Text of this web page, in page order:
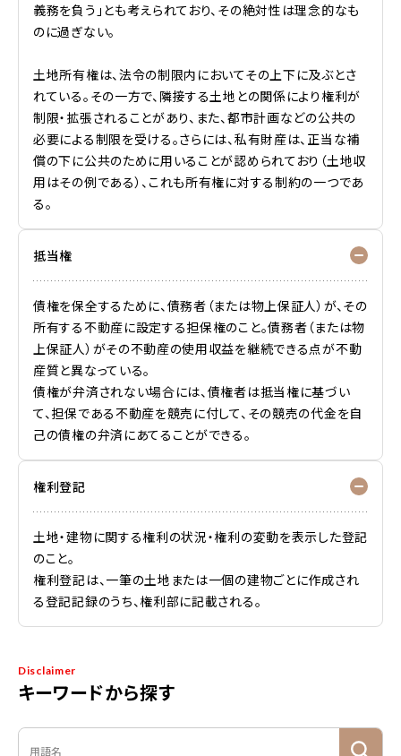
Disclaimer
キーワードから探す
義務を負う」とも考えられており、その絶対性は理念的なも
のに過ぎない。
土地所有権は、法令の制限内においてその上下に及ぶとさ
れている。その一方で、隣接する土地との関係により権利が
制限・拡張されることがあり、また、都市計画などの公共の
必要による制限を受ける。さらには、私有財産は、正当な補
償の下に公共のために用いることが認められており（土地収
用はその例である）、これも所有権に対する制約の一つであ
る。
抵当権
債権を保全するために、債務者（または物上保証人）が、その
所有する不動産に設定する担保権のこと。債務者（または物
上保証人）がその不動産の使用収益を継続できる点が不動
産質と異なっている。
債権が弁済されない場合には、債権者は抵当権に基づい
て、担保である不動産を競売に付して、その競売の代金を自
己の債権の弁済にあてることができる。
権利登記
土地・建物に関する権利の状況・権利の変動を表示した登記
のこと。
権利登記は、一筆の土地または一個の建物ごとに作成され
る登記記録のうち、権利部に記載される。